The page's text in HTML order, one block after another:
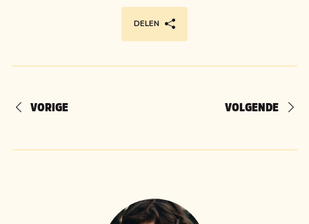
DELEN
VORIGE VOLGENDE